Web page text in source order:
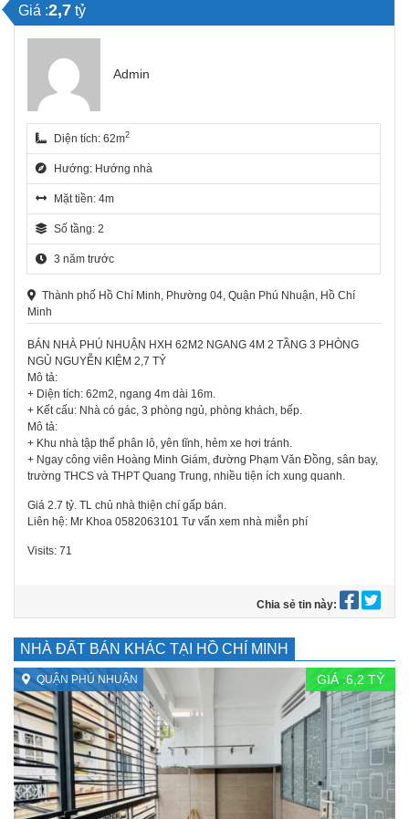
Giá :2,7 tỷ
Admin
Diện tích: 62m2
Hướng: Hướng nhà
Mặt tiền: 4m
Số tầng: 2
3 năm trước
Thành phố Hồ Chí Minh, Phường 04, Quận Phú Nhuận, Hồ Chí
Minh
BÁN NHÀ PHÚ NHUẬN HXH 62M2 NGANG 4M 2 TẦNG 3 PHÒNG
NGỦ NGUYỄN KIỆM 2,7 TỶ
Mô tả:
+ Diện tích: 62m2, ngang 4m dài 16m.
+ Kết cấu: Nhà có gác, 3 phòng ngủ, phòng khách, bếp.
Mô tả:
+ Khu nhà tập thể phân lô, yên tĩnh, hẻm xe hơi tránh.
+ Ngay công viên Hoàng Minh Giám, đường Phạm Văn Đồng, sân bay,
trường THCS và THPT Quang Trung, nhiều tiện ích xung quanh.
Giá 2.7 tỷ. TL chủ nhà thiện chí gấp bán.
Liên hệ: Mr Khoa 0582063101 Tư vấn xem nhà miễn phí
Visits: 71
Chia sẻ tin này:
NHÀ ĐẤT BÁN KHÁC TẠI HỒ CHÍ MINH
QUẬN PHÚ NHUẬN GIÁ :6,2 TỶ